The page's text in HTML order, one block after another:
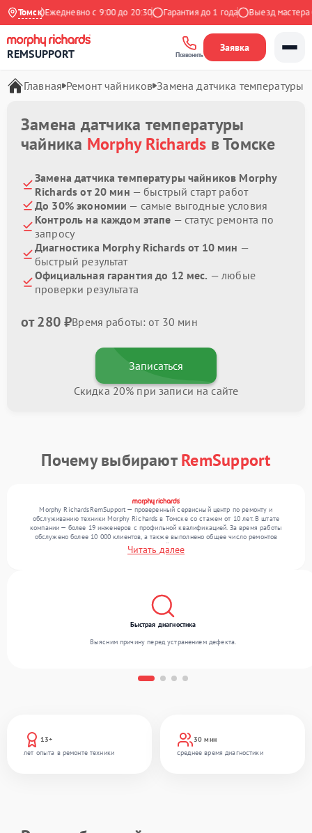
ТомскЕжедневно с 9:00 до 20:30 Гарантия до 1 года Выезд мастера
REMSUPPORT Позвонить
Заявка
Главная Ремонт чайников Замена датчика температуры
Замена датчика температуры
чайника Morphy Richards в Томске
Замена датчика температуры чайников Morphy
Richards от 20 мин — быстрый старт работ
До 30% экономии — самые выгодные условия
Контроль на каждом этапе — статус ремонта по
запросу
Диагностика Morphy Richards от 10 мин —
быстрый результат
Официальная гарантия до 12 мес. — любые
проверки результата
от 280 ₽Время работы: от 30 мин
Записаться
Скидка 20% при записи на сайте
Почему выбираютRemSupport
Morphy RichardsRemSupport — проверенный сервисный центр по ремонту и
обслуживанию техники Morphy Richards в Томске со стажем от 10 лет. В штате
компании — более 19 инженеров с профильной квалификацией. За время работы
обслужено более 10 000 клиентов, а также выполнено общее число ремонтов
превысило 12 000. Ежемесячно в сервисный центр поступает свыше 300 единиц
техники, включая , , . Мы устраняем поломки любой сложности и предлагаем
Читать далее
13+
лет опыта в ремонте техники
30 мин
среднее время диагностики
Быстрая диагностика
Выясним причину перед устранением дефекта.